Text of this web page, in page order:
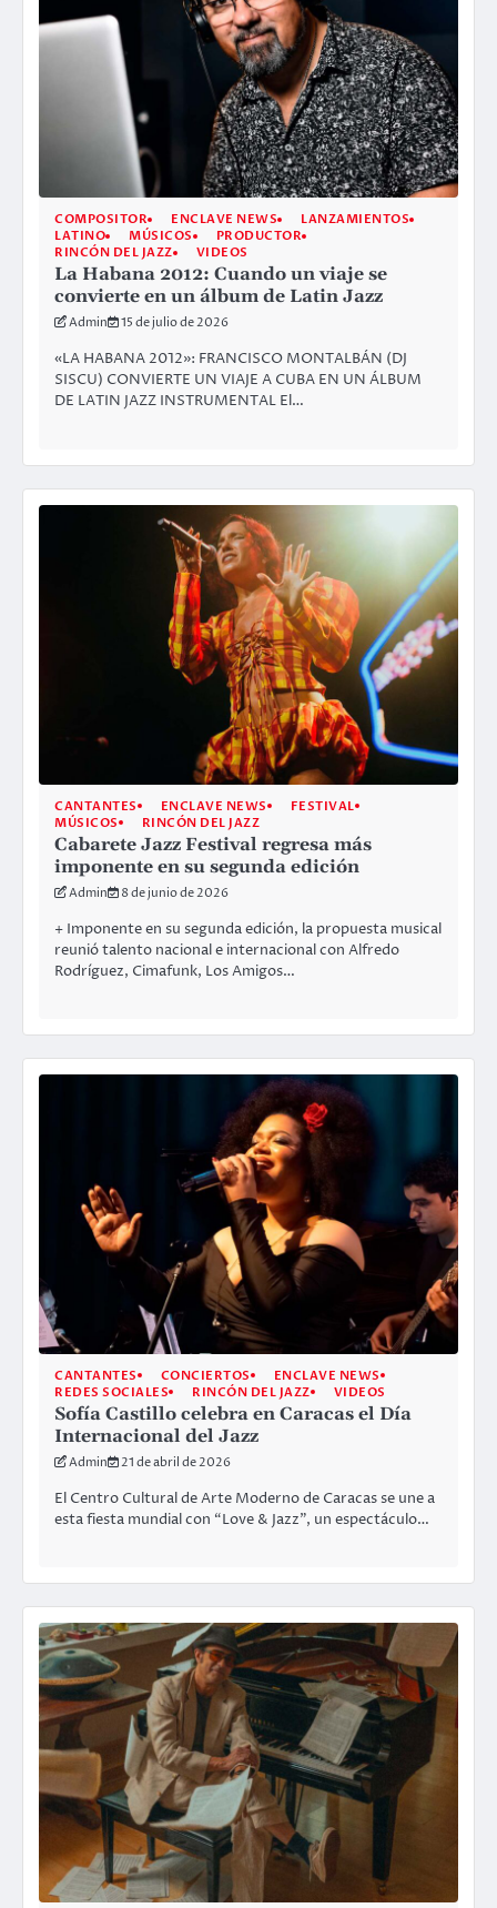
COMPOSITOR ENCLAVE NEWS
LANZAMIENTOS
LATINO
MÚSICOS
PRODUCTOR
RINCÓN DEL JAZZ
VIDEOS
La Habana 2012: Cuando un viaje se
convierte en un álbum de Latin Jazz
Admin 15 de julio de 2026
«LA HABANA 2012»: FRANCISCO MONTALBÁN (DJ
SISCU) CONVIERTE UN VIAJE A CUBA EN UN ÁLBUM
DE LATIN JAZZ INSTRUMENTAL El…
CANTANTES ENCLAVE NEWS
FESTIVAL
MÚSICOS
RINCÓN DEL JAZZ
Cabarete Jazz Festival regresa más
imponente en su segunda edición
Admin 8 de junio de 2026
+ Imponente en su segunda edición, la propuesta musical
reunió talento nacional e internacional con Alfredo
Rodríguez, Cimafunk, Los Amigos…
CANTANTES CONCIERTOS
ENCLAVE NEWS
REDES SOCIALES
RINCÓN DEL JAZZ VIDEOS
Sofía Castillo celebra en Caracas el Día
Internacional del Jazz
Admin 21 de abril de 2026
El Centro Cultural de Arte Moderno de Caracas se une a
esta fiesta mundial con “Love & Jazz”, un espectáculo…